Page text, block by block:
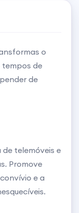
o
de
de
de telemóveis e
Promove
e a